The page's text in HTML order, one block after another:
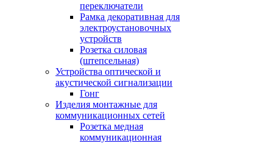
переключатели
Рамка декоративная для
электроустановочных
устройств
Розетка силовая
(штепсельная)
Устройства оптической и
акустической сигнализации
Гонг
Изделия монтажные для
коммуникационных сетей
Розетка медная
коммуникационная